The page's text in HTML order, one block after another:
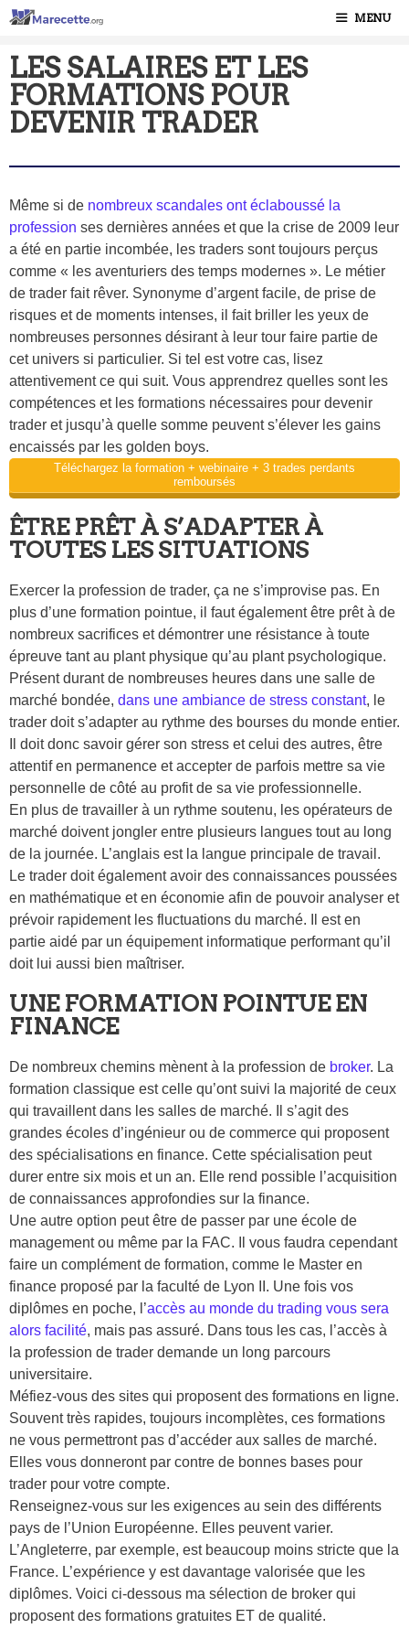
MENU
LES SALAIRES ET LES
FORMATIONS POUR
DEVENIR TRADER
Même si de nombreux scandales ont éclaboussé la
profession ses dernières années et que la crise de 2009 leur
a été en partie incombée, les traders sont toujours perçus
comme « les aventuriers des temps modernes ». Le métier
de trader fait rêver. Synonyme d’argent facile, de prise de
risques et de moments intenses, il fait briller les yeux de
nombreuses personnes désirant à leur tour faire partie de
cet univers si particulier. Si tel est votre cas, lisez
attentivement ce qui suit. Vous apprendrez quelles sont les
compétences et les formations nécessaires pour devenir
trader et jusqu’à quelle somme peuvent s’élever les gains
encaissés par les golden boys.
Téléchargez la formation + webinaire + 3 trades perdants
remboursés
ÊTRE PRÊT À S’ADAPTER À
TOUTES LES SITUATIONS
Exercer la profession de trader, ça ne s’improvise pas. En
plus d’une formation pointue, il faut également être prêt à de
nombreux sacrifices et démontrer une résistance à toute
épreuve tant au plant physique qu’au plant psychologique.
Présent durant de nombreuses heures dans une salle de
marché bondée, dans une ambiance de stress constant, le
trader doit s’adapter au rythme des bourses du monde entier.
Il doit donc savoir gérer son stress et celui des autres, être
attentif en permanence et accepter de parfois mettre sa vie
personnelle de côté au profit de sa vie professionnelle.
En plus de travailler à un rythme soutenu, les opérateurs de
marché doivent jongler entre plusieurs langues tout au long
de la journée. L’anglais est la langue principale de travail.
Le trader doit également avoir des connaissances poussées
en mathématique et en économie afin de pouvoir analyser et
prévoir rapidement les fluctuations du marché. Il est en
partie aidé par un équipement informatique performant qu’il
doit lui aussi bien maîtriser.
UNE FORMATION POINTUE EN
FINANCE
De nombreux chemins mènent à la profession de broker. La
formation classique est celle qu’ont suivi la majorité de ceux
qui travaillent dans les salles de marché. Il s’agit des
grandes écoles d’ingénieur ou de commerce qui proposent
des spécialisations en finance. Cette spécialisation peut
durer entre six mois et un an. Elle rend possible l’acquisition
de connaissances approfondies sur la finance.
Une autre option peut être de passer par une école de
management ou même par la FAC. Il vous faudra cependant
faire un complément de formation, comme le Master en
finance proposé par la faculté de Lyon II. Une fois vos
diplômes en poche, l’accès au monde du trading vous sera
alors facilité, mais pas assuré. Dans tous les cas, l’accès à
la profession de trader demande un long parcours
universitaire.
Méfiez-vous des sites qui proposent des formations en ligne.
Souvent très rapides, toujours incomplètes, ces formations
ne vous permettront pas d’accéder aux salles de marché.
Elles vous donneront par contre de bonnes bases pour
trader pour votre compte.
Renseignez-vous sur les exigences au sein des différents
pays de l’Union Européenne. Elles peuvent varier.
L’Angleterre, par exemple, est beaucoup moins stricte que la
France. L’expérience y est davantage valorisée que les
diplômes. Voici ci-dessous ma sélection de broker qui
proposent des formations gratuites ET de qualité.